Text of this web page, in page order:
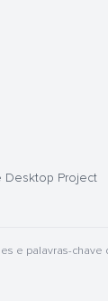
Desktop Project
e palavras-chave